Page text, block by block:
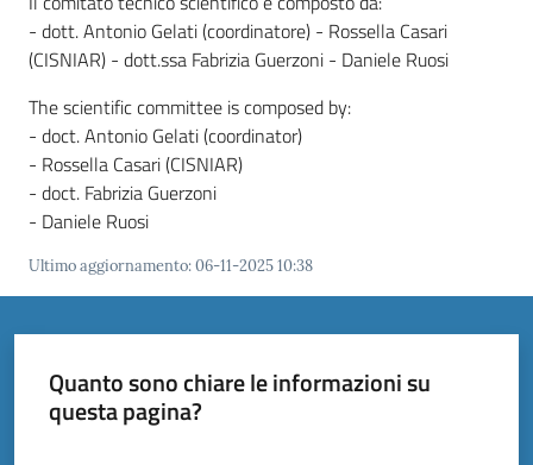
Servizi
Documenti
dati
Scopri
il
Menu selezionato
- dott. Antonio Gelati (coordinatore) - Rossella Casari
(CISNIAR) - dott.ssa Fabrizia Guerzoni - Daniele Ruosi
The scientific committee is composed by:
- doct. Antonio Gelati (coordinator)
- Rossella Casari (CISNIAR)
- doct. Fabrizia Guerzoni
- Daniele Ruosi
Ultimo aggiornamento:06-11-2025 10:38
Quanto sono chiare le informazioni su
questa pagina?